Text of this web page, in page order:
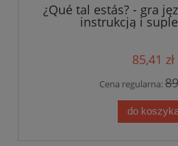
¿Qué tal estás? - gra
instrukcją i
85,41 zł
Cena regularna:
do